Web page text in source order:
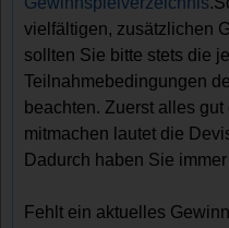
vielfältigen, zusätzlichen
sollten Sie bitte stets die
Teilnahmebedingungen
beachten. Zuerst alles
mitmachen lautet die
Dadurch haben Sie
Fehlt ein aktuelles